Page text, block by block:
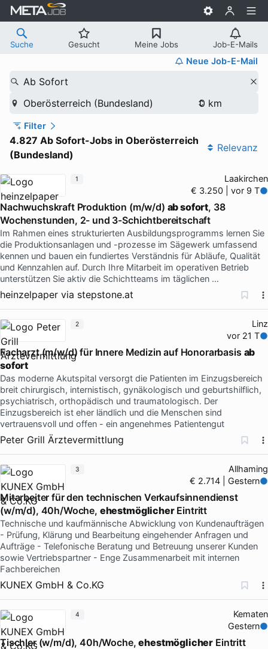
Suche Gesucht Meine Jobs Job-E-Mails
Neue Job-E-Mail
Ab Sofort
Oberösterreich (Bundesland)
Filter
4.827 Ab Sofort-Jobs in Oberösterreich
(Bundesland)
Relevanz
Laakirchen
€ 3.250 | vor 9 T
Nachwuchskraft Produktion (m/w/d) ab sofort, 38
Wochenstunden, 2- und 3-Schichtbereitschaft
Im Rahmen eines strukturierten Ausbildungsprogramms lernen Sie
die Produktionsanlagen und -prozesse im Sägewerk umfassend
kennen und bauen ein fundiertes Verständnis für Abläufe, Qualität
und Kennzahlen auf. Durch Ihre Mitarbeit im operativen Betrieb
unterstützen Sie aktiv die Schichtteams im täglichen …
heinzelpaper via stepstone.at
1
Linz
vor 21 T
Facharzt (m/w/d) für Innere Medizin auf Honorarbasis ab
sofort
Das moderne Akutspital versorgt die Patienten im Einzugsbereich
breit chirurgisch, internistisch, gynäkologisch und geburtshilflich,
psychiatrisch, orthopädisch und traumatologisch. Der
Einzugsbereich ist eher ländlich und die Menschen sind
vertrauensvoll und offen - ein angenehmes Patientengut
Peter Grill Ärztevermittlung
2
Allhaming
€ 2.714 | Gestern
Mitarbeiter für den technischen Verkaufsinnendienst
(w/m/d), 40h/Woche, ehestmöglicherEintritt
Technische und kaufmännische Abwicklung von Kundenaufträgen
- Prüfung, Klärung und Bearbeitung eingehender Anfragen und
Aufträge - Telefonische Beratung und Betreuung unserer Kunden
sowie Vertriebspartner - Enge Zusammenarbeit mit internen
Fachbereichen
KUNEX GmbH & Co.KG
3
Kematen
Gestern
Tischler (w/m/d), 40h/Woche,ehestmöglicher Eintritt
4